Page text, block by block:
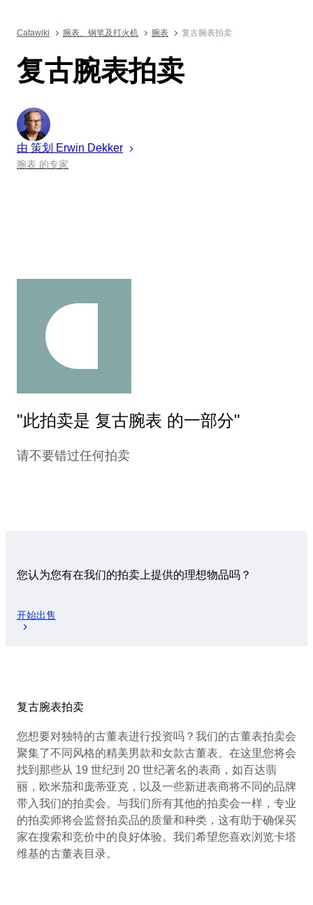
Catawiki 腕表、钢笔及打火机 腕表 复古腕表拍卖
复古腕表拍卖
由 策划 Erwin Dekker
腕表 的专家
"此拍卖是 复古腕表 的一部分"
请不要错过任何拍卖
您认为您有在我们的拍卖上提供的理想物品吗？
开始出售
复古腕表拍卖
您想要对独特的古董表进行投资吗？我们的古董表拍卖会
聚集了不同风格的精美男款和女款古董表。在这里您将会
找到那些从 19 世纪到 20 世纪著名的表商，如百达翡
丽，欧米茄和庞蒂亚克，以及一些新进表商将不同的品牌
带入我们的拍卖会。与我们所有其他的拍卖会一样，专业
的拍卖师将会监督拍卖品的质量和种类，这有助于确保买
家在搜索和竞价中的良好体验。我们希望您喜欢浏览卡塔
维基的古董表目录。